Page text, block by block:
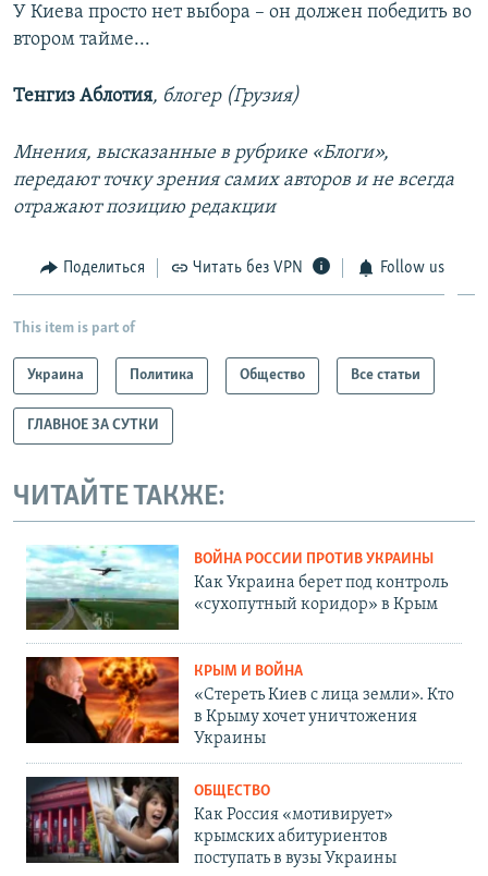
У Киева просто нет выбора – он должен победить во
втором тайме...
Тенгиз Аблотия, блогер (Грузия)
Мнения, высказанные в рубрике «Блоги»,
передают точку зрения самих авторов и не всегда
отражают позицию редакции
Поделиться Читать без VPN Follow us
This item is part of
Украина Политика Общество Все статьи
ГЛАВНОЕ ЗА СУТКИ
ЧИТАЙТЕ ТАКЖЕ:
ВОЙНА РОССИИ ПРОТИВ УКРАИНЫ
Как Украина берет под контроль
«сухопутный коридор» в Крым
КРЫМ И ВОЙНА
«Стереть Киев с лица земли». Кто
в Крыму хочет уничтожения
Украины
ОБЩЕСТВО
Как Россия «мотивирует»
крымских абитуриентов
поступать в вузы Украины